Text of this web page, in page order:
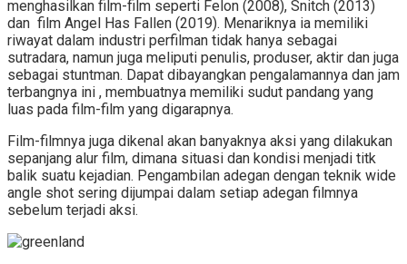
menghasilkan film-film seperti Felon (2008), Snitch (2013)
dan film Angel Has Fallen (2019). Menariknya ia memiliki
riwayat dalam industri perfilman tidak hanya sebagai
sutradara, namun juga meliputi penulis, produser, aktir dan juga
sebagai stuntman. Dapat dibayangkan pengalamannya dan jam
terbangnya ini , membuatnya memiliki sudut pandang yang
luas pada film-film yang digarapnya.
Film-filmnya juga dikenal akan banyaknya aksi yang dilakukan
sepanjang alur film, dimana situasi dan kondisi menjadi titk
balik suatu kejadian. Pengambilan adegan dengan teknik wide
angle shot sering dijumpai dalam setiap adegan filmnya
sebelum terjadi aksi.